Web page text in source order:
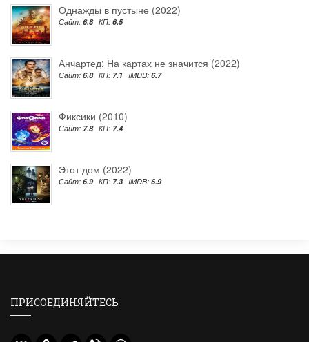
Однажды в пустыне (2022)
Сайт: 6.8 КП: 6.5
Анчартед: На картах не значится (2022)
Сайт: 6.8 КП: 7.1 IMDB: 6.7
Фиксики (2010)
Сайт: 7.8 КП: 7.4
Этот дом (2022)
Сайт: 6.9 КП: 7.3 IMDB: 6.9
ПРИСОЕДИНЯЙТЕСЬ